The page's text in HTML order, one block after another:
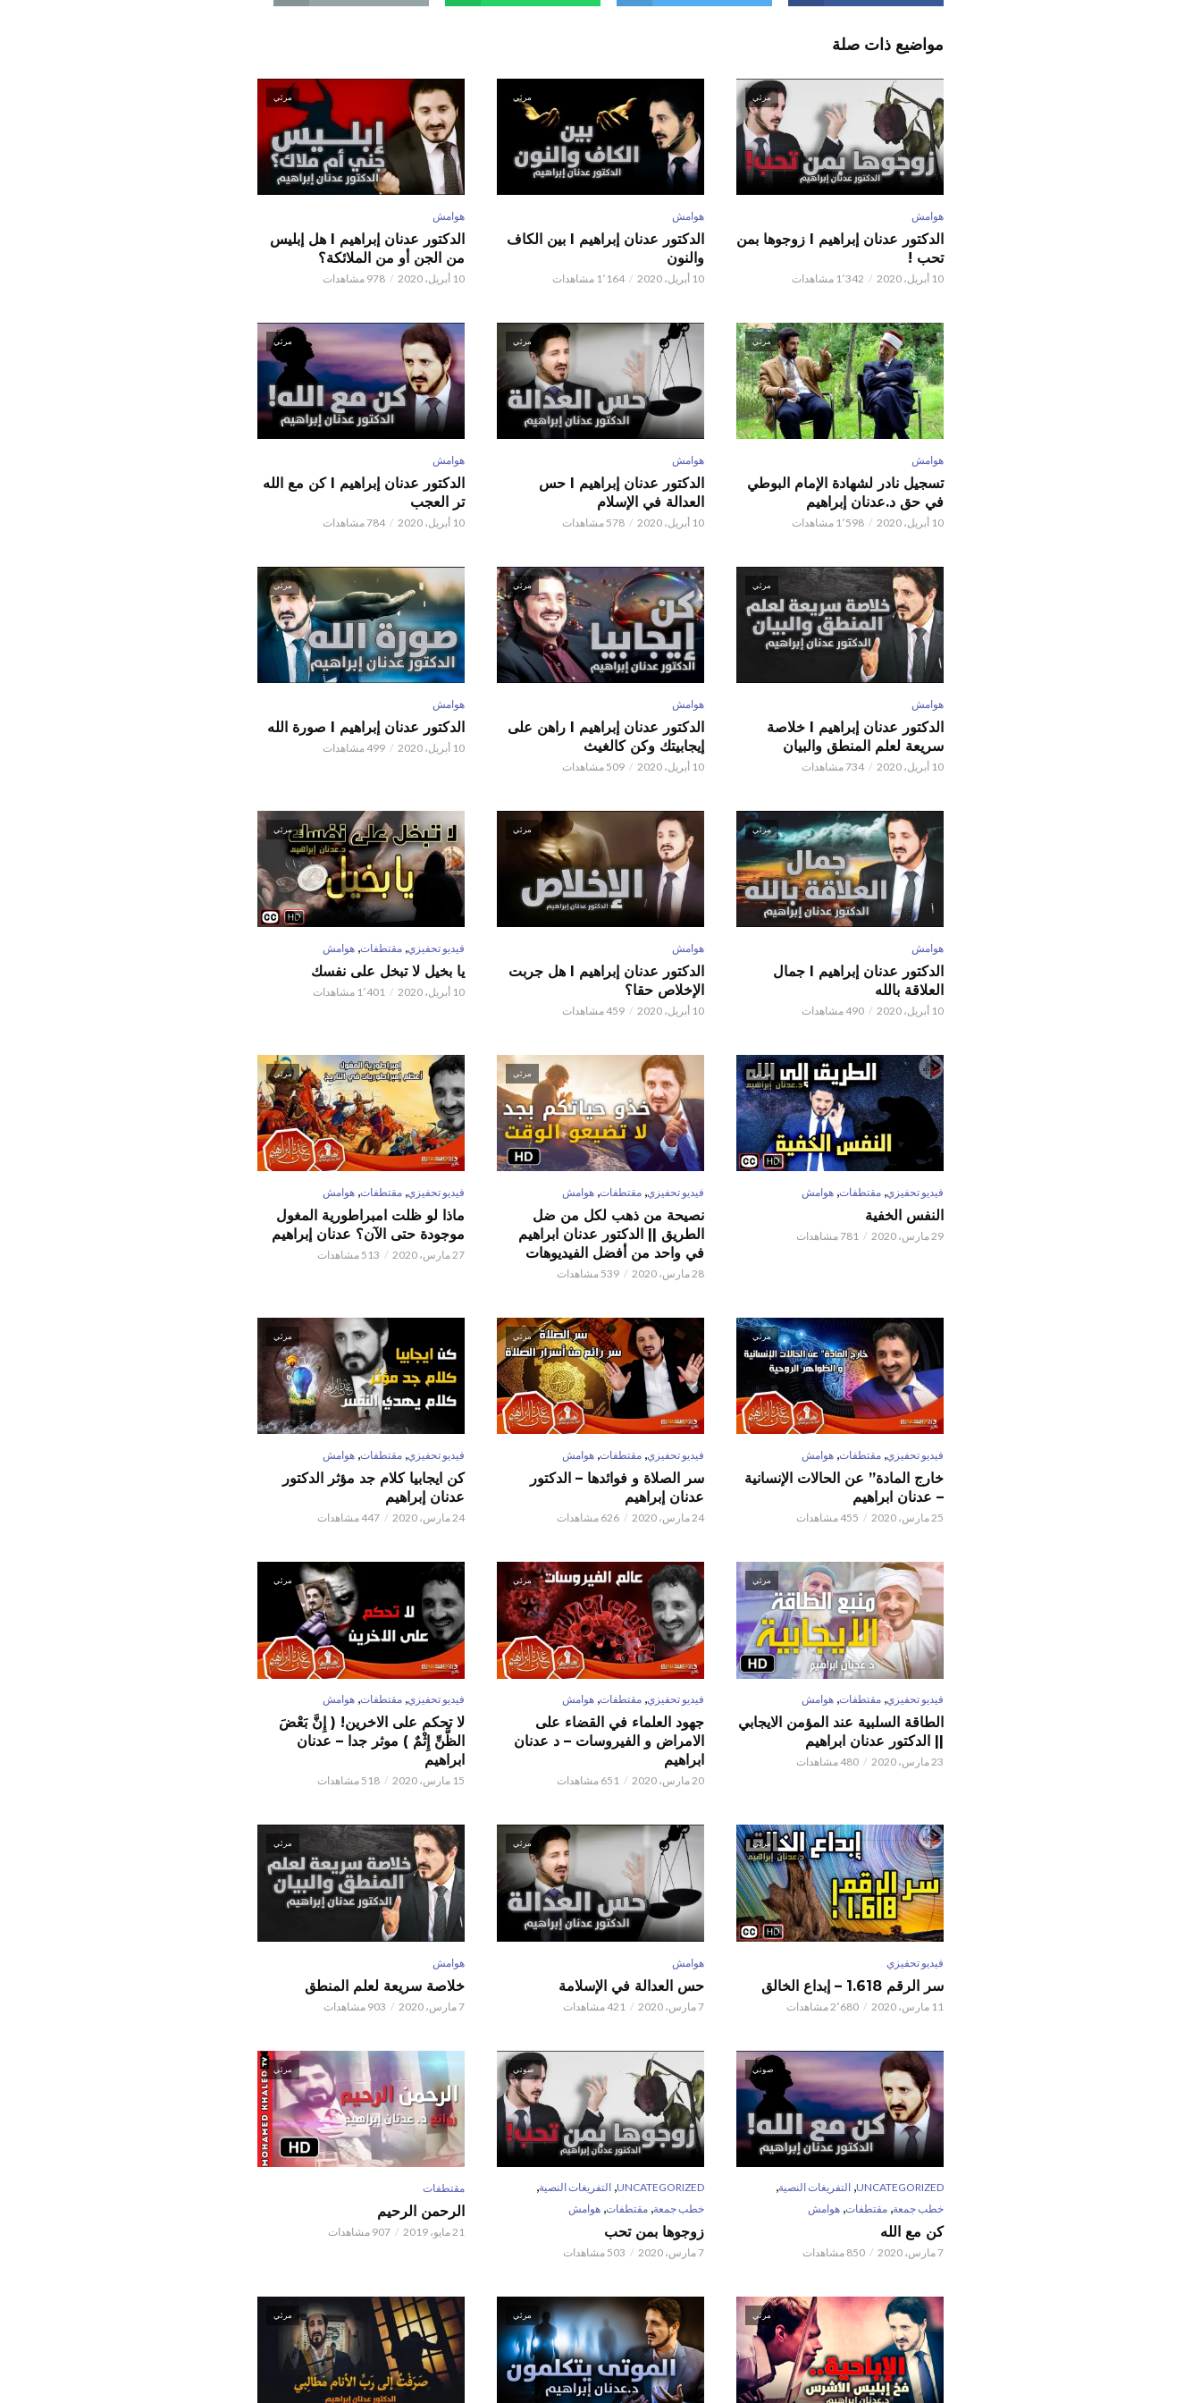
مواضيع ذات صلة
مرئي
هوامش
الدكتور عدنان إبراهيم l زوجوها بمن
تحب !
10 أبريل، 2020 1٬342 مشاهدات
مرئي
هوامش
الدكتور عدنان إبراهيم l بين الكاف
والنون
10 أبريل، 2020 1٬164 مشاهدات
مرئي
هوامش
الدكتور عدنان إبراهيم l هل إبليس
من الجن أو من الملائكة؟
10 أبريل، 2020 978 مشاهدات
مرئي
هوامش
تسجيل نادر لشهادة الإمام البوطي
في حق د.عدنان إبراهيم
10 أبريل، 2020 1٬598 مشاهدات
مرئي
هوامش
الدكتور عدنان إبراهيم l حس
العدالة في الإسلام
10 أبريل، 2020 578 مشاهدات
مرئي
هوامش
الدكتور عدنان إبراهيم l كن مع الله
تر العجب
10 أبريل، 2020 784 مشاهدات
مرئي
هوامش
الدكتور عدنان إبراهيم l خلاصة
سريعة لعلم المنطق والبيان
10 أبريل، 2020 734 مشاهدات
مرئي
هوامش
الدكتور عدنان إبراهيم l راهن على
إيجابيتك وكن كالغيث
10 أبريل، 2020 509 مشاهدات
مرئي
هوامش
الدكتور عدنان إبراهيم l صورة الله
10 أبريل، 2020 499 مشاهدات
مرئي
هوامش
الدكتور عدنان إبراهيم l جمال
العلاقة بالله
10 أبريل، 2020 490 مشاهدات
مرئي
هوامش
الدكتور عدنان إبراهيم l هل جربت
الإخلاص حقا؟
10 أبريل، 2020 459 مشاهدات
مرئي
فيديو تحفيزي, مقتطفات, هوامش
يا بخيل لا تبخل على نفسك
10 أبريل، 2020 1٬401 مشاهدات
مرئي
فيديو تحفيزي, مقتطفات, هوامش
النفس الخفية
29 مارس، 2020 781 مشاهدات
مرئي
فيديو تحفيزي, مقتطفات, هوامش
نصيحة من ذهب لكل من ضل
الطريق || الدكتور عدنان ابراهيم
في واحد من أفضل الفيديوهات
28 مارس، 2020 539 مشاهدات
مرئي
فيديو تحفيزي, مقتطفات, هوامش
ماذا لو ظلت امبراطورية المغول
موجودة حتى الآن؟ عدنان إبراهيم
27 مارس، 2020 513 مشاهدات
مرئي
فيديو تحفيزي, مقتطفات, هوامش
خارج المادة” عن الحالات الإنسانية
– عدنان ابراهيم
25 مارس، 2020 455 مشاهدات
مرئي
فيديو تحفيزي, مقتطفات, هوامش
سر الصلاة و فوائدها – الدكتور
عدنان إبراهيم
24 مارس، 2020 626 مشاهدات
مرئي
فيديو تحفيزي, مقتطفات, هوامش
كن ايجابيا كلام جد مؤثر الدكتور
عدنان إبراهيم
24 مارس، 2020 447 مشاهدات
مرئي
فيديو تحفيزي, مقتطفات, هوامش
الطاقة السلبية عند المؤمن الايجابي
|| الدكتور عدنان ابراهيم
23 مارس، 2020 480 مشاهدات
مرئي
فيديو تحفيزي, مقتطفات, هوامش
جهود العلماء في القضاء على
الامراض و الفيروسات – د عدنان
ابراهيم
20 مارس، 2020 651 مشاهدات
مرئي
فيديو تحفيزي, مقتطفات, هوامش
لا تحكم على الاخرين! ( إِنَّ بَعْضَ
الظَّنِّ إِثْمٌ ) موثر جدا – عدنان
ابراهيم
15 مارس، 2020 518 مشاهدات
مرئي
فيديو تحفيزي
سر الرقم 1.618 – إبداع الخالق
11 مارس، 2020 2٬680 مشاهدات
مرئي
هوامش
حس العدالة في الإسلامة
7 مارس، 2020 421 مشاهدات
مرئي
هوامش
خلاصة سريعة لعلم المنطق
7 مارس، 2020 903 مشاهدات
صوتي
UNCATEGORIZED التفريغات النصية
خطب جمعة مقتطفات هوامش
كن مع الله
7 مارس، 2020 850 مشاهدات
صوتي
UNCATEGORIZED
, التفريغات النصية
خطب جمعة مقتطفات, هوامش
زوجوها بمن تحب
7 مارس، 2020 503 مشاهدات
مرئي
مقتطفات
الرحمن الرحيم
21 مايو، 2019 907 مشاهدات
مرئي مرئي مرئي